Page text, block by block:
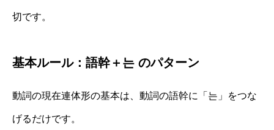
切です。
基本ルール：語幹＋는 のパターン
動詞の現在連体形の基本は、動詞の語幹に「는」をつな
げるだけです。